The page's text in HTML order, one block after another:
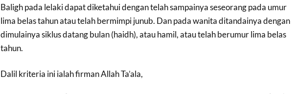
Baligh pada lelaki dapat diketahui dengan telah sampainya seseorang pada umur
lima belas tahun atau telah bermimpi junub. Dan pada wanita ditandainya dengan
dimulainya siklus datang bulan (haidh), atau hamil, atau telah berumur lima belas
tahun.
Dalil kriteria ini ialah firman Allah Ta’ala,